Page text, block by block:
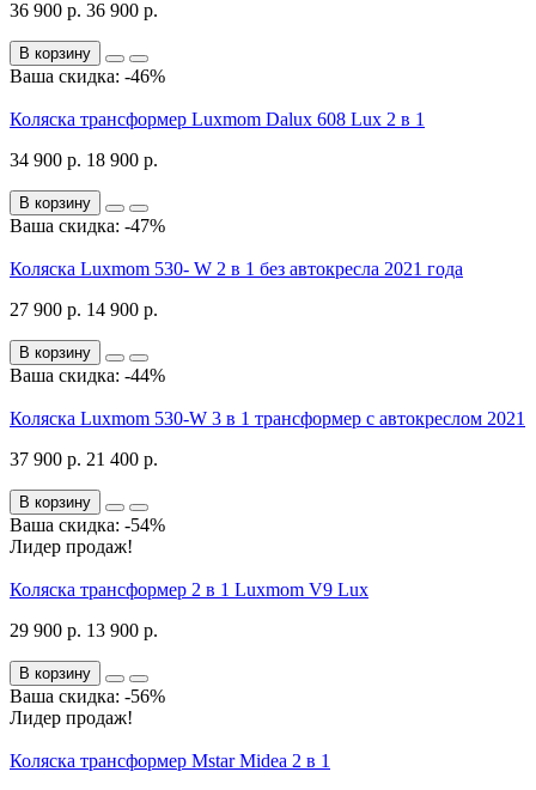
36 900 р. 36 900 р.
В корзину
Ваша скидка: -46%
Коляска трансформер Luxmom Dalux 608 Lux 2 в 1
34 900 р. 18 900 р.
В корзину
Ваша скидка: -47%
Коляска Luxmom 530- W 2 в 1 без автокресла 2021 года
27 900 р. 14 900 р.
В корзину
Ваша скидка: -44%
Коляска Luxmom 530-W 3 в 1 трансформер с автокреслом 2021
37 900 р. 21 400 р.
В корзину
Ваша скидка: -54%
Лидер продаж!
Коляска трансформер 2 в 1 Luxmom V9 Lux
29 900 р. 13 900 р.
В корзину
Ваша скидка: -56%
Лидер продаж!
Коляска трансформер Mstar Midea 2 в 1